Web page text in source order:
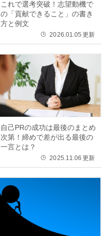
これで選考突破！志望動機で
の「貢献できること」の書き
方と例文
🕒 2026.01.05 更新
自己PRの成功は最後のまとめ
次第！締めで差が出る最後の
一言とは？
🕒 2025.11.06 更新